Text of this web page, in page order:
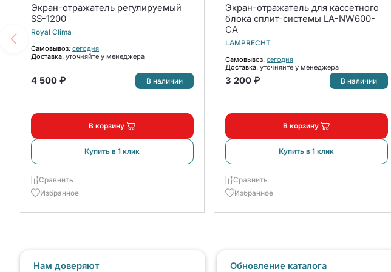
Экран-отражатель регулируемый
SS-1200
Royal Clima
Самовывоз: сегодня
Доставка: уточняйте у менеджера
4 500 ₽ В наличии
В корзину
Купить в 1 клик
Сравнить
Избранное
Экран-отражатель для кассетного
блока сплит-системы LA-NW600-
CA
LAMPRECHT
Самовывоз: сегодня
Доставка: уточняйте у менеджера
3 200 ₽ В наличии
В корзину
Купить в 1 клик
Сравнить
Избранное
Нам доверяют
Обновление каталога